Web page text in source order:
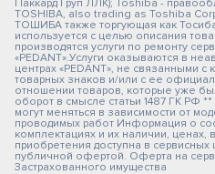
Паккард Груп ЛЛК); Toshiba -
TOSHIBA, also trading as Toshiba
ТОШИБА также торгующая как
используется с целью описания
производятся услуги по ремонту
«PEDANT».Услуги оказываются в
центрах «PEDANT», не связанными
товарных знаков и/или с ее
отношении товаров, которые уже
оборот в смысле статьи 1487 ГК РФ
могут меняться в зависимости от
проводимых работ Информация о
комплектациях и их наличии,
приобретения доступна в
публичной офертой. Оферта на
Застрахованного имущества